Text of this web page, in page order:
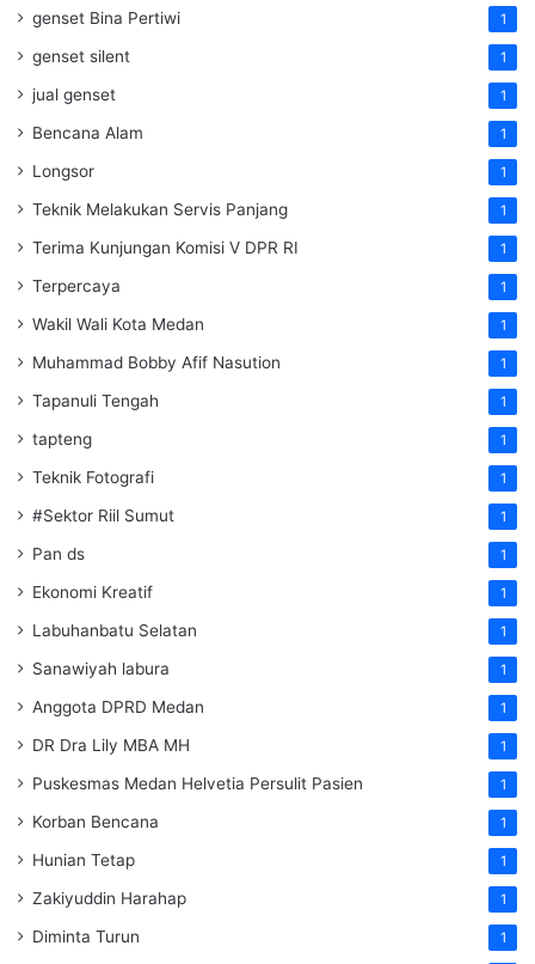
genset Bina Pertiwi 1
genset silent 1
jual genset 1
Bencana Alam 1
Longsor 1
Teknik Melakukan Servis Panjang 1
Terima Kunjungan Komisi V DPR RI 1
Terpercaya 1
Wakil Wali Kota Medan 1
Muhammad Bobby Afif Nasution 1
Tapanuli Tengah 1
tapteng 1
Teknik Fotografi 1
#Sektor Riil Sumut 1
Pan ds 1
Ekonomi Kreatif 1
Labuhanbatu Selatan 1
Sanawiyah labura 1
Anggota DPRD Medan 1
DR Dra Lily MBA MH 1
Puskesmas Medan Helvetia Persulit Pasien 1
Korban Bencana 1
Hunian Tetap 1
Zakiyuddin Harahap 1
Diminta Turun 1